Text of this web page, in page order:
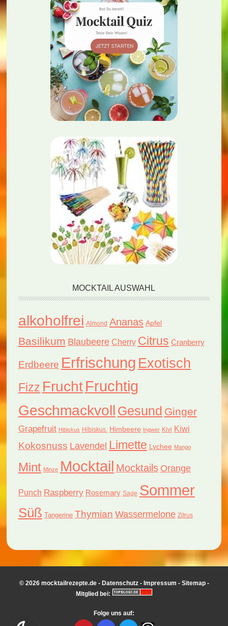
MOCKTAIL AUSWAHL
alkoholfrei Almond Ananas Apfel
Basilikum Blaubeere Cherry Citrus Cranberry
Erdbeere Erfrischung Exotisch
Fizz FruchtFruchtig
Geschmackvoll Gesund Ginger
Grapefruit Hibiskus Hibiskus. Himbeere Ingwer Kivi Kiwi
Kokosnuss Lavendel Limette Lychee Mango
Mint Minze Mocktail Mocktails Orange
Punch Raspberry Rosemary Sage Sommer
Süß Tangerine Thymian Wassermelone Zitrus
© 2026 mocktailrezepte.de - Datenschutz- Impressum - Sitemap-
Mitglied bei:
Folge uns auf: